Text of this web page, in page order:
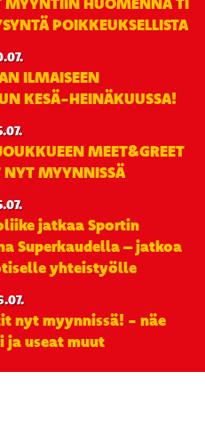
POIKKEUKSELLISTA
ILMAISEEN
KESÄ-HEINÄKUUSSA!
MEET&GREET
MYYNNISSÄ
jatkaa Sportin
Superkaudella – jatkoa
yhteistyölle
nyt myynnissä! - näe
ja useat muut